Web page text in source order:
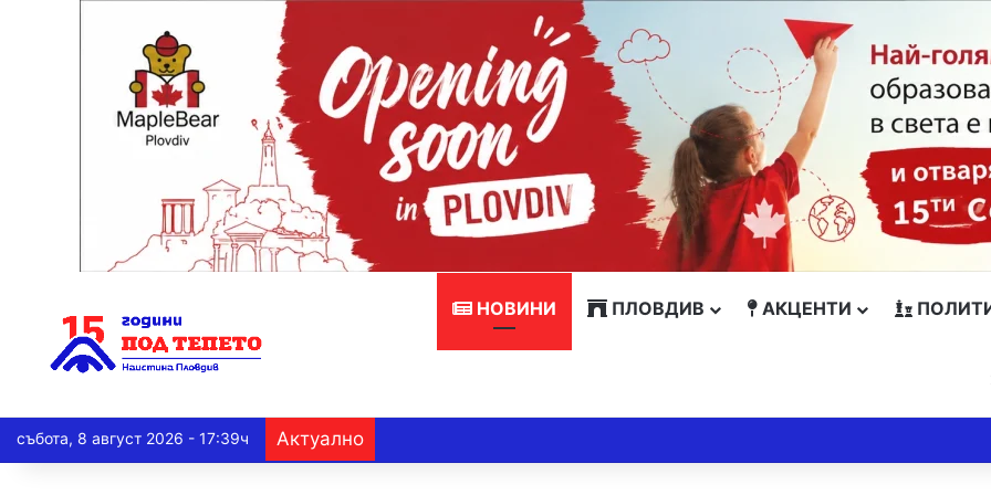
НОВИНИ ПЛОВДИВ АКЦЕНТИ
събота, 8 август 2026 - 17:39ч Актуално